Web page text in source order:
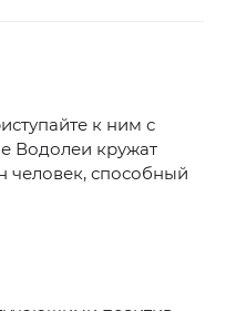
к ним с
Водолеи кружат
человек, способный